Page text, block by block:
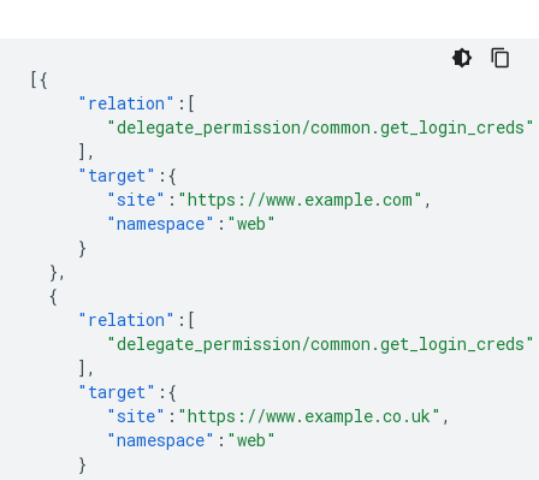
[{
"relation" :[
"delegate_permission/common.get_login_creds"
],
"target" :{
"site" : "https://www.example.com" ,
"namespace" : "web"
}
},
{
"relation" :[
"delegate_permission/common.get_login_creds"
],
"target" :{
"site" : "https://www.example.co.uk" ,
"namespace" : "web"
}